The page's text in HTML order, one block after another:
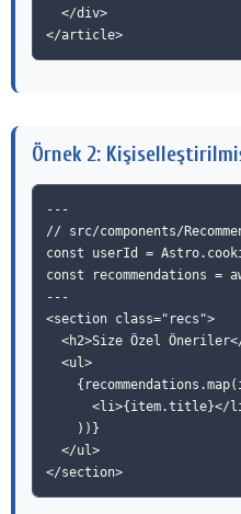
  </div>
Örnek 2:
---
// src/components/
const userId =
const recommendations =
---
<section class="recs">
<h2>Size Özel
  <ul>
<li>{item.title}</
    ))}
  </ul>